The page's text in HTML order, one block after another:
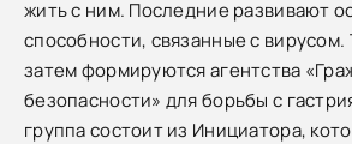
жить с ним. Последние развивают
способности, связанные с вирусом.
затем формируются агентства
безопасности» для борьбы с
группа состоит из Инициатора,